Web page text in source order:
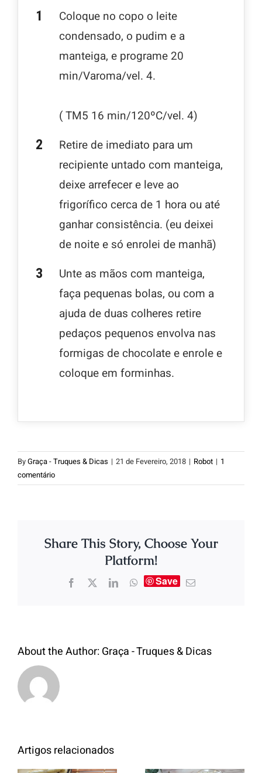
Coloque no copo o leite
condensado, o pudim e a
manteiga, e programe 20
min/Varoma/vel. 4.
( TM5 16 min/120ºC/vel. 4)
Retire de imediato para um
recipiente untado com manteiga,
deixe arrefecer e leve ao
frigorífico cerca de 1 hora ou até
ganhar consistência. (eu deixei
de noite e só enrolei de manhã)
Unte as mãos com manteiga,
faça pequenas bolas, ou com a
ajuda de duas colheres retire
pedaços pequenos envolva nas
formigas de chocolate e enrole e
coloque em forminhas.
ByGraça - Truques & Dicas | 21 de Fevereiro, 2018 | Robot | 1
comentário
Share This Story, Choose Your
Platform!
Save
About the Author:Graça - Truques & Dicas
Artigos relacionados